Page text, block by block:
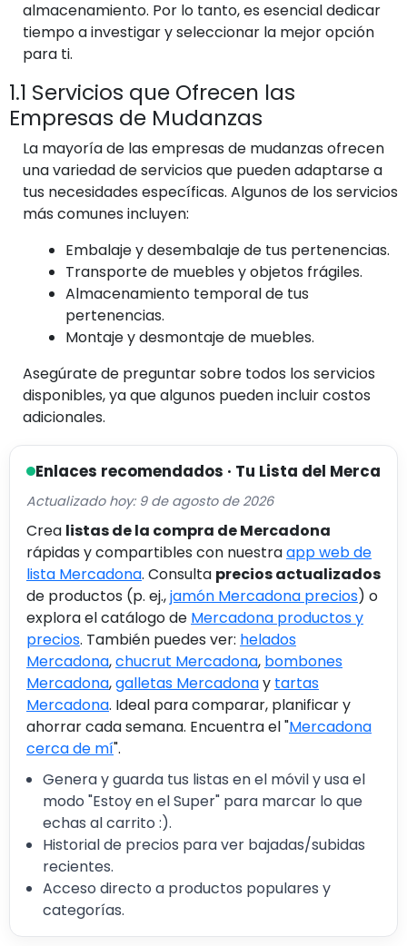
almacenamiento. Por lo tanto, es esencial dedicar
tiempo a investigar y seleccionar la mejor opción
para ti.
1.1 Servicios que Ofrecen las
Empresas de Mudanzas
La mayoría de las empresas de mudanzas ofrecen
una variedad de servicios que pueden adaptarse a
tus necesidades específicas. Algunos de los servicios
más comunes incluyen:
Embalaje y desembalaje de tus pertenencias.
Transporte de muebles y objetos frágiles.
Almacenamiento temporal de tus
pertenencias.
Montaje y desmontaje de muebles.
Asegúrate de preguntar sobre todos los servicios
disponibles, ya que algunos pueden incluir costos
adicionales.
Enlaces recomendados · Tu Lista del Merca
Actualizado hoy: 9 de agosto de 2026
Crea listas de la compra de Mercadona
rápidas y compartibles con nuestraapp web de
lista Mercadona. Consulta precios actualizados
de productos (p. ej.,jamón Mercadona precios) o
explora el catálogo de Mercadona productos y
precios. También puedes ver: helados
Mercadona,chucrut Mercadona, bombones
Mercadona,galletas Mercadonay tartas
Mercadona. Ideal para comparar, planificar y
ahorrar cada semana. Encuentra el "Mercadona
cerca de mí".
Genera y guarda tus listas en el móvil y usa el
modo "Estoy en el Super" para marcar lo que
echas al carrito :).
Historial de precios para ver bajadas/subidas
recientes.
Acceso directo a productos populares y
categorías.